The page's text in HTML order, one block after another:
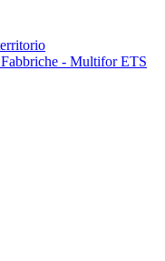
- Multifor ETS